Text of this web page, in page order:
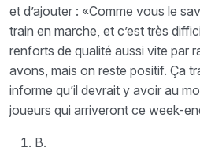
et d’ajouter : «Comme vous le
train en marche, et c’est très
renforts de qualité aussi vite par
avons, mais on reste positif. Ça
informe qu’il devrait y avoir au
joueurs qui arriveront ce week-
B.